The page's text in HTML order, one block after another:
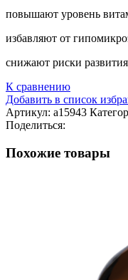
повышают уровень
избавляют от
снижают риски
К сравнению
Добавить в список
Артикул: а15943
Поделиться:
Похожие товары